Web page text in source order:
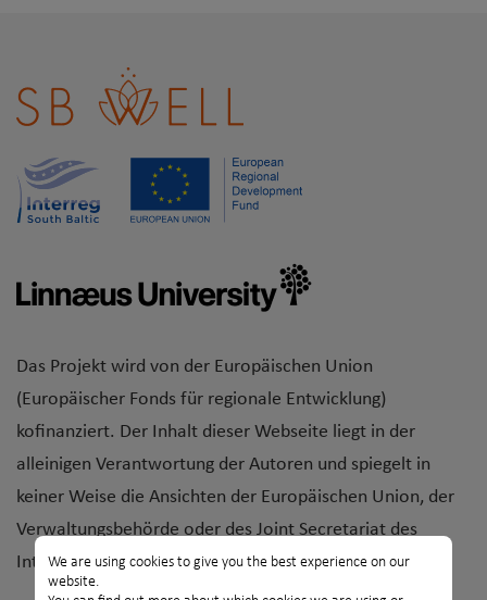
Das Projekt wird von der Europäischen Union
(Europäischer Fonds für regionale Entwicklung)
kofinanziert. Der Inhalt dieser Webseite liegt in der
alleinigen Verantwortung der Autoren und spiegelt in
keiner Weise die Ansichten der Europäischen Union, der
Verwaltungsbehörde oder des Joint Secretariat des
Interreg South Baltic Programms 2014-2020 wider.
We are using cookies to give you the best experience on our
website.